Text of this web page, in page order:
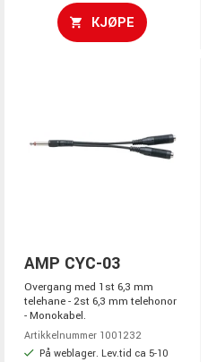
KJØPE
AMP CYC-03
Overgang med 1st 6,3 mm
telehane - 2st 6,3 mm telehonor
- Monokabel.
Artikkelnummer 1001232
På weblager. Lev.tid ca 5-10